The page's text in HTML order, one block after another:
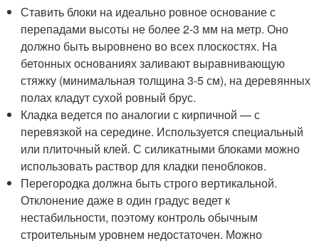
Ставить блоки на идеально ровное основание с
перепадами высоты не более 2-3 мм на метр. Оно
должно быть выровнено во всех плоскостях. На
бетонных основаниях заливают выравнивающую
стяжку (минимальная толщина 3-5 см), на деревянных
полах кладут сухой ровный брус.
Кладка ведется по аналогии с кирпичной — с
перевязкой на середине. Используется специальный
или плиточный клей. С силикатными блоками можно
использовать раствор для кладки пеноблоков.
Перегородка должна быть строго вертикальной.
Отклонение даже в один градус ведет к
нестабильности, поэтому контроль обычным
строительным уровнем недостаточен. Можно